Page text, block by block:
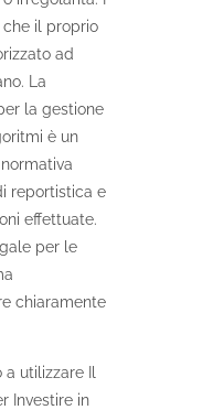
il proprio
ad
La
la gestione
è un
reportistica e
effettuate.
per le
chiaramente
utilizzare Il
Investire in